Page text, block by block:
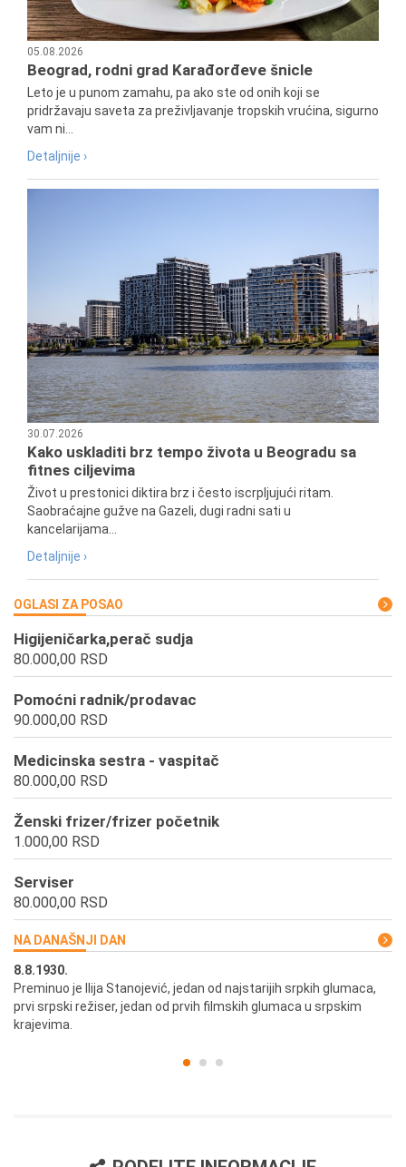
05.08.2026
Beograd, rodni grad Karađorđeve šnicle
Leto je u punom zamahu, pa ako ste od onih koji se
pridržavaju saveta za preživljavanje tropskih vrućina, sigurno
vam ni...
Detaljnije ›
30.07.2026
Kako uskladiti brz tempo života u Beogradu sa
fitnes ciljevima
Život u prestonici diktira brz i često iscrpljujući ritam.
Saobraćajne gužve na Gazeli, dugi radni sati u
kancelarijama...
Detaljnije ›
OGLASI ZA POSAO
Higijeničarka,perač sudja
80.000,00 RSD
Pomoćni radnik/prodavac
90.000,00 RSD
Medicinska sestra - vaspitač
80.000,00 RSD
Ženski frizer/frizer početnik
1.000,00 RSD
Serviser
80.000,00 RSD
NA DANAŠNJI DAN
8.8.1930.
Preminuo je Ilija Stanojević, jedan od najstarijih srpkih glumaca,
prvi srpski režiser, jedan od prvih filmskih glumaca u srpskim
krajevima.